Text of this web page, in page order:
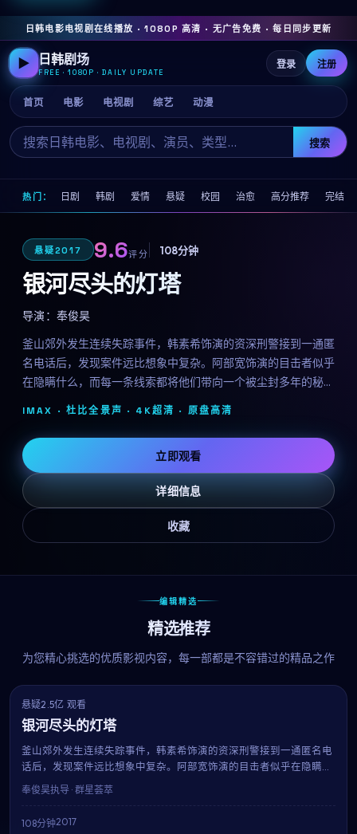
日韩电影电视剧在线播放 · 1080P 高清 · 无广告免费 · 每日同步更新
▶ 日韩剧场
FREE · 1080P · DAILY UPDATE
首页 电影 电视剧 综艺 动漫
搜索
登录 注册
热门： 日剧 韩剧 爱情 悬疑 校园 治愈 高分推荐 完结
悬疑2017 9.6评分 108分钟
银河尽头的灯塔
导演： 奉俊昊
釜山郊外发生连续失踪事件，韩素希饰演的资深刑警接到一通匿
名电话后，发现案件远比想象中复杂。阿部宽饰演的目击者似乎
在隐瞒什么，而每一条线索都将他们带向一个被尘封多年的秘
密。奉俊昊延续其冷峻的叙事风格，剧情反转层出不穷。
IMAX · 杜比全景声 · 4K超清 · 原盘高清
立即观看
详细信息
收藏
编辑精选
精选推荐
为您精心挑选的优质影视内容，每一部都是不容错过的精品之作
热播
悬疑2.5亿 观看
银河尽头的灯塔
釜山郊外发生连续失踪事件，韩素希饰演的资深刑警接到一通匿名电
话后，发现案件远比想象中复杂。阿部宽饰演的目击者似乎在隐瞒什
么，而每一条线索都将他们带向一个被尘封多年的秘密。奉俊昊延续
其冷峻的叙事风格，剧情反转层出不穷。
奉俊昊执导 · 群星荟萃
108分钟2017